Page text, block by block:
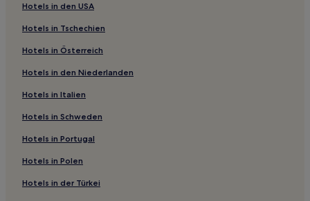
Hotels nahe Bahnhof Chiba Nagaura
Hotels nahe Station DisneySea Tokio
Goikaigan Hotels
Hotels nahe AEON Mall Makuhari New City
Hotels nahe Bahnhof Chiba Shin-Kamagaya
Mihama: Hotels
Hotels nahe Bahnhof Narita Keisei-Sakura
Hotels nahe Bahnhof Chiba Kemigawahama
Machibo Hotels
Hotels in den USA
Hotels in Tschechien
Hotels in Österreich
Hotels in den Niederlanden
Hotels in Italien
Hotels in Schweden
Hotels in Portugal
Hotels in Polen
Hotels in der Türkei